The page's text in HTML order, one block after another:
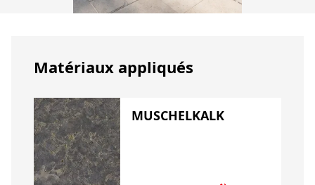
Matériaux appliqués
MUSCHELKALK